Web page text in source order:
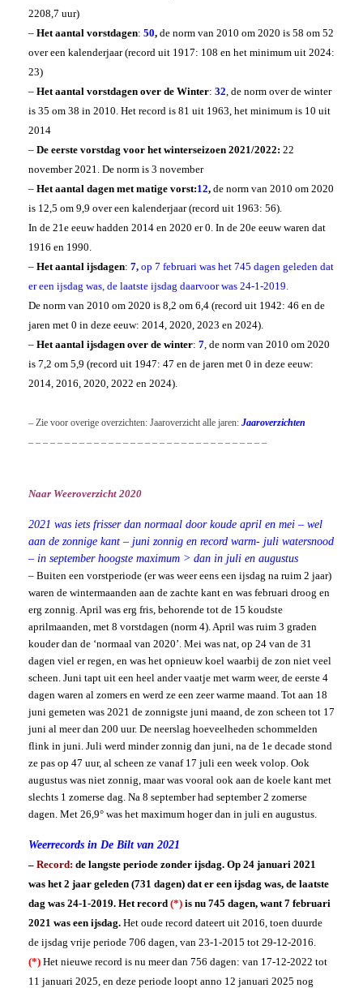
2208,7 uur)
– Het aantal vorstdagen: 50, de norm van 2010 om 2020 is 58 om 52
over een kalenderjaar (record uit 1917: 108 en het minimum uit 2024:
23)
– Het aantal vorstdagen over de Winter: 32, de norm over de winter
is 35 om 38 in 2010. Het record is 81 uit 1963, het minimum is 10 uit
2014
– De eerste vorstdag voor het winterseizoen 2021/2022: 22
november 2021. De norm is 3 november
– Het aantal dagen met matige vorst:12, de norm van 2010 om 2020
is 12,5 om 9,9 over een kalenderjaar (record uit 1963: 56).
In de 21e eeuw hadden 2014 en 2020 er 0. In de 20e eeuw waren dat
1916 en 1990.
– Het aantal ijsdagen: 7, op 7 februari was het 745 dagen geleden dat
er een ijsdag was, de laatste ijsdag daarvoor was 24-1-2019.
De norm van 2010 om 2020 is 8,2 om 6,4 (record uit 1942: 46 en de
jaren met 0 in deze eeuw: 2014, 2020, 2023 en 2024).
– Het aantal ijsdagen over de winter: 7, de norm van 2010 om 2020
is 7,2 om 5,9 (record uit 1947: 47 en de jaren met 0 in deze eeuw:
2014, 2016, 2020, 2022 en 2024).
– Zie voor overige overzichten: Jaaroverzicht alle jaren: Jaaroverzichten
– – – – – – – – – – – – – – – – – – – – – – – – – – – – – – – – –
Naar Weeroverzicht 2020
2021 was iets frisser dan normaal door koude april en mei – wel
aan de zonnige kant – juni zonnig en record warm- juli watersnood
– in september hoogste maximum > dan in juli en augustus
– Buiten een vorstperiode (er was weer eens een ijsdag na ruim 2 jaar)
waren de wintermaanden aan de zachte kant en was februari droog en
erg zonnig. April was erg fris, behorende tot de 15 koudste
aprilmaanden, met 8 vorstdagen (norm 4). April was ruim 3 graden
kouder dan de ‘normaal van 2020’. Mei was nat, op 24 van de 31
dagen viel er regen, en was het opnieuw koel waarbij de zon niet veel
scheen. Juni tapt uit een heel ander vaatje met warm weer, de eerste 4
dagen waren al zomers en werd ze een zeer warme maand. Tot aan 18
juni gemeten was 2021 de zonnigste juni maand, de zon scheen tot 17
juni al meer dan 200 uur. De neerslag hoeveelheden schommelden
flink in juni. Juli werd minder zonnig dan juni, na de 1e decade stond
ze pas op 47 uur, al scheen ze vanaf 17 juli een week volop. Ook
augustus was niet zonnig, maar was vooral ook aan de koele kant met
slechts 1 zomerse dag. Na 8 september had september 2 zomerse
dagen. Met 26,9° was het maximum hoger dan in juli en augustus.
Weerrecords in De Bilt van 2021
– Record: de langste periode zonder ijsdag. Op 24 januari 2021
was het 2 jaar geleden (731 dagen) dat er een ijsdag was, de laatste
dag was 24-1-2019. Het record (*) is nu 745 dagen, want 7 februari
2021 was een ijsdag. Het oude record dateert uit 2016, toen duurde
de ijsdag vrije periode 706 dagen, van 23-1-2015 tot 29-12-2016.
(*) Het nieuwe record is nu meer dan 756 dagen: van 17-12-2022 tot
11 januari 2025, en deze periode loopt anno 12 januari 2025 nog